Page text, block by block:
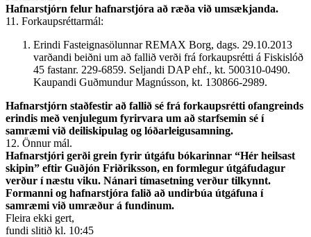
Hafnarstjórn felur hafnarstjóra að ræða við umsækjanda.
11. Forkaupsréttarmál:
Erindi Fasteignasölunnar REMAX Borg, dags. 29.10.2013
varðandi beiðni um að fallið verði frá forkaupsrétti á Fiskislóð
45 fastanr. 229-6859. Seljandi DAP ehf., kt. 500310-0490.
Kaupandi Guðmundur Magnússon, kt. 130866-2989.
Hafnarstjórn staðfestir að fallið sé frá forkaupsrétti ofangreinds
erindis með venjulegum fyrirvara um að starfsemin sé í
samræmi við deili­skipulag og lóðarleigusamning.
12. Önnur mál.
Hafnarstjóri gerði grein fyrir útgáfu bókarinnar “Hér heilsast
skipin” eftir Guðjón Friðriksson, en formlegur útgáfudagur
verður í næstu viku. Nánari tímasetning verður tilkynnt.
Formanni og hafnarstjóra falið að undirbúa útgáfuna í
samræmi við umræður á fundinum.
Fleira ekki gert,
fundi slitið kl. 10:45